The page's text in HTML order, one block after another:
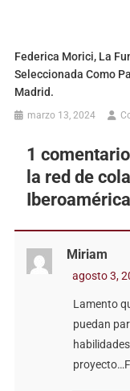
Federica Morici, La
Seleccionada Como
Madrid.
marzo 13, 2024
1
la red de
Miriam
agosto 3,
Lamento
puedan